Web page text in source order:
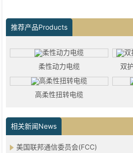
推荐产品Products
柔性动力电缆 双
高柔性扭转电缆
相关新闻News
美国联邦通信委员会(FCC)